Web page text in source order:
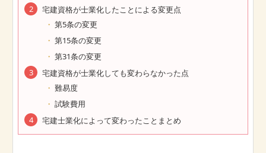
宅建資格が士業化したことによる変更点
第5条の変更
第15条の変更
第31条の変更
宅建資格が士業化しても変わらなかった点
難易度
試験費用
宅建士業化によって変わったことまとめ